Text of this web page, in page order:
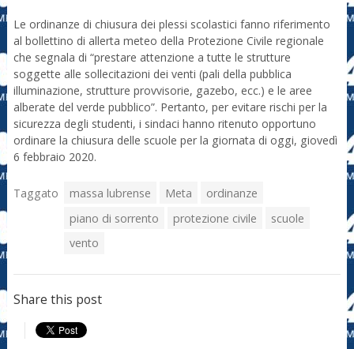
Le ordinanze di chiusura dei plessi scolastici fanno riferimento
al bollettino di allerta meteo della Protezione Civile regionale
che segnala di “prestare attenzione a tutte le strutture
soggette alle sollecitazioni dei venti (pali della pubblica
illuminazione, strutture provvisorie, gazebo, ecc.) e le aree
alberate del verde pubblico”. Pertanto, per evitare rischi per la
sicurezza degli studenti, i sindaci hanno ritenuto opportuno
ordinare la chiusura delle scuole per la giornata di oggi, giovedì
6 febbraio 2020.
Taggato massa lubrense Meta
ordinanze
piano di sorrento
protezione civile
scuole
vento
Share this post